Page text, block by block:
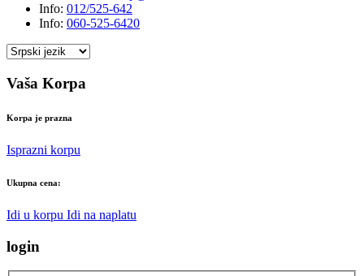
Info: 012/525-642
Info: 060-525-6420
Vaša Korpa
Korpa je prazna
Isprazni korpu
Ukupna cena:
Idi u korpu Idi na naplatu
login